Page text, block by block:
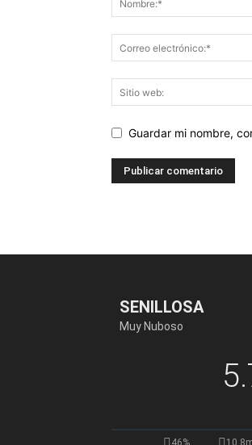
Guardar mi nombre,
SENILLOSA
Muy Nuboso
46%